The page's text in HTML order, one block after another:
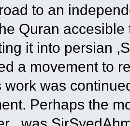
to an
Quran
it into persian
a movement to
work was
Perhaps the